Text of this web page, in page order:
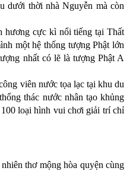
dưới thời nhà Nguyễn mà còn
hương cực kì nổi tiếng tại Thất
một hệ thống tượng Phật lớn
nhất có lẽ là tượng Phật A
viên nước tọa lạc tại khu du
thác nước nhân tạo khủng
loại hình vui chơi giải trí chỉ
thơ mộng hòa quyện cùng